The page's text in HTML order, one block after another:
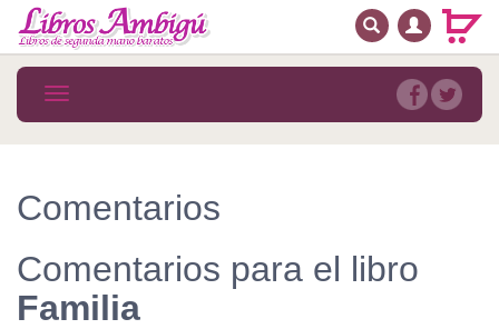
MENÚ PRINCIPAL
Novedades
MATERIAS
Arte
Astrología. Ocultismo
BUSCAR
Toggle
navigation
Comentarios
Comentarios para el libro
Familia